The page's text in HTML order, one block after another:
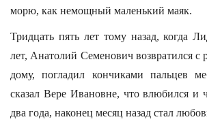
морю, как немощный маленький маяк.
Тридцать пять лет тому назад, когда
лет, Анатолий Семенович возвратился с
дому, погладил кончиками пальцев
сказал Вере Ивановне, что влюбился и
два года, наконец месяц назад стал